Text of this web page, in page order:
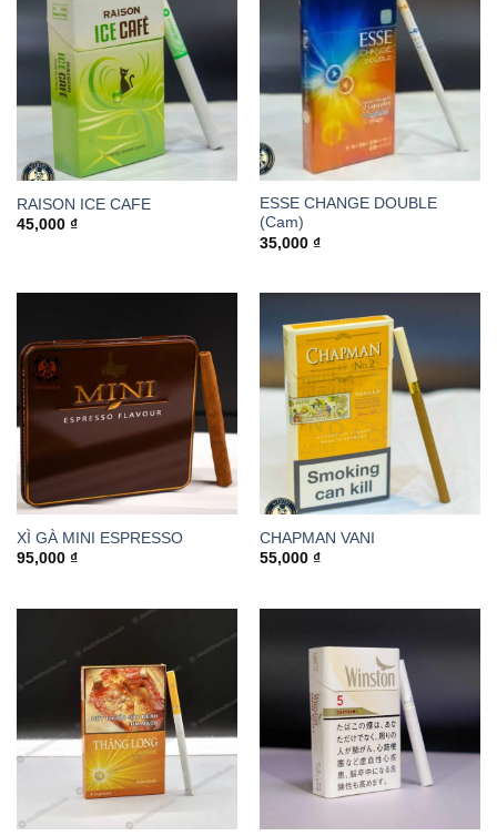
RAISON ICE CAFE
45,000 ₫
ESSE CHANGE DOUBLE
(Cam)
35,000 ₫
XÌ GÀ MINI ESPRESSO
95,000 ₫
CHAPMAN VANI
55,000 ₫